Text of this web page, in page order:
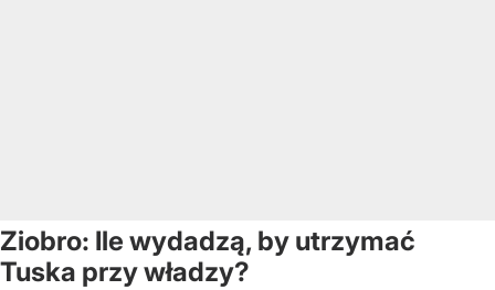
Ziobro: Ile wydadzą, by utrzymać
Tuska przy władzy?